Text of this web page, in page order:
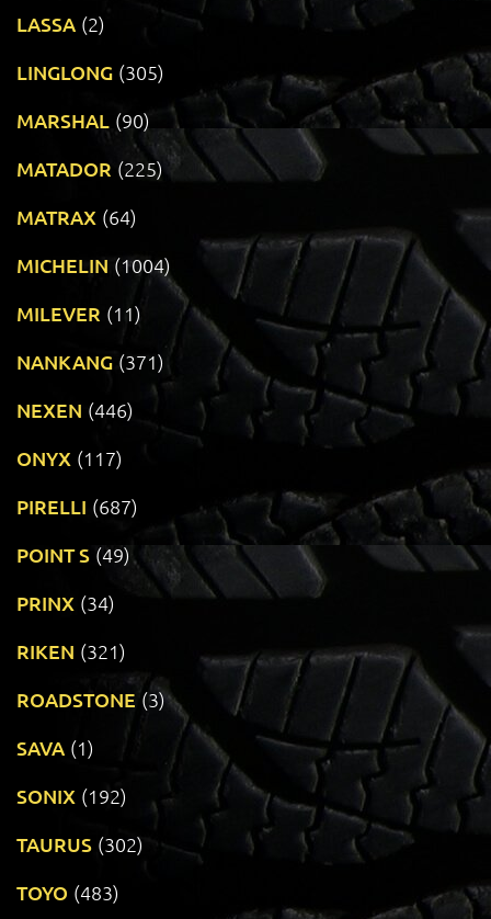
LASSA (2)
LINGLONG (305)
MARSHAL (90)
MATADOR (225)
MATRAX (64)
MICHELIN (1004)
MILEVER (11)
NANKANG (371)
NEXEN (446)
ONYX (117)
PIRELLI (687)
POINT S (49)
PRINX (34)
RIKEN (321)
ROADSTONE (3)
SAVA (1)
SONIX (192)
TAURUS (302)
TOYO (483)